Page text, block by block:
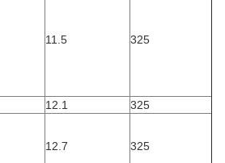
11.5 325
12.1
325
12.7 325